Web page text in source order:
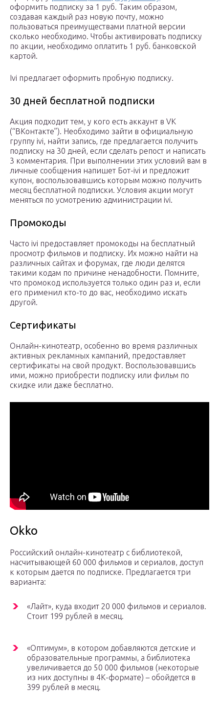
оформить подписку за 1 руб. Таким образом,
создавая каждый раз новую почту, можно
пользоваться преимуществами платной версии
сколько необходимо. Чтобы активировать подписку
по акции, необходимо оплатить 1 руб. банковской
картой.
Ivi предлагает оформить пробную подписку.
30 дней бесплатной подписки
Акция подходит тем, у кого есть аккаунт в VK
(“ВКонтакте”). Необходимо зайти в официальную
группу ivi, найти запись, где предлагается получить
подписку на 30 дней, если сделать репост и написать
3 комментария. При выполнении этих условий вам в
личные сообщения напишет Бот-ivi и предложит
купон, воспользовавшись которым можно получить
месяц бесплатной подписки. Условия акции могут
меняться по усмотрению администрации ivi.
Промокоды
Часто ivi предоставляет промокоды на бесплатный
просмотр фильмов и подписку. Их можно найти на
различных сайтах и форумах, где люди делятся
такими кодам по причине ненадобности. Помните,
что промокод используется только один раз и, если
его применил кто-то до вас, необходимо искать
другой.
Сертификаты
Онлайн-кинотеатр, особенно во время различных
активных рекламных кампаний, предоставляет
сертификаты на свой продукт. Воспользовавшись
ими, можно приобрести подписку или фильм по
скидке или даже бесплатно.
Okko
Российский онлайн-кинотеатр с библиотекой,
насчитывающей 60 000 фильмов и сериалов, доступ
к которым дается по подписке. Предлагается три
варианта:
«Лайт», куда входит 20 000 фильмов и сериалов.
Стоит 199 рублей в месяц.
«Оптимум», в котором добавляются детские и
образовательные программы, а библиотека
увеличивается до 50 000 фильмов (некоторые
из них доступны в 4К-формате) – обойдется в
399 рублей в месяц.